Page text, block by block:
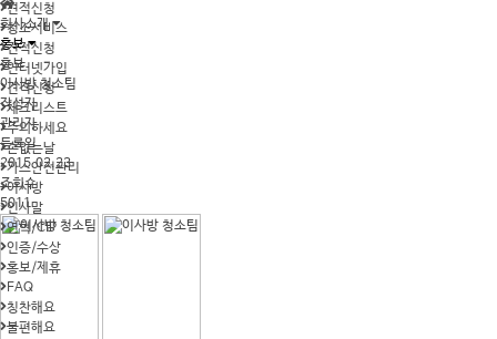
견적신청
청소서비스
견적신청
인터넷가입
견적신청
체크리스트
주의하세요
손없는날
가스안전관리
이사방
인사말
연혁/CIP
인증/수상
홍보/제휴
FAQ
칭찬해요
불편해요
회사소개
홍보
홍보
이사방 청소팀
작성자
관리자
등록일
2015.02.23
조회수
5011